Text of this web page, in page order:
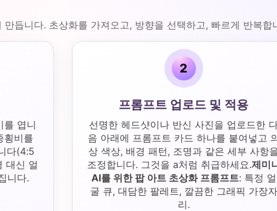
듭니다. 초상화를 가져오고, 방향을 선택하고, 빠르게 반복
를 엽니
횡비를
다(4:5
대신 얼
니다.
2
프롬프트 업로드 및 적용
선명한 헤드샷이나 반신 사진을 업로드한
음 아래에 프롬프트 카드 하나를 붙여넣고
상 색상, 배경 패턴, 조명과 같은 세부 사항
조정합니다. 그것을 a처럼 취급하세요.제미
AI를 위한 팝 아트 초상화 프롬프트: 특정 얼
굴 큐, 대담한 팔레트, 깔끔한 그래픽 가장자
리.